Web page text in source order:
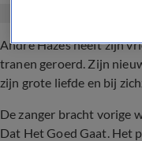
André Hazes heeft zijn
tranen geroerd. Zijn
zijn grote liefde en bij
De zanger bracht vorige
Dat Het Goed Gaat. Het